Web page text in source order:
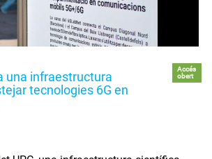
una infraestructura
tecnologies 6G en
Accés
obert